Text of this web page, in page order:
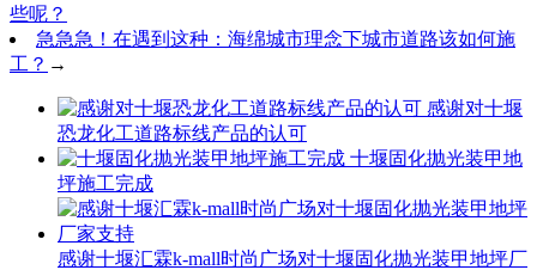
些呢？
急急急！在遇到这种：海绵城市理念下城市道路该如何施
工？ →
感谢对十堰
恐龙化工道路标线产品的认可
十堰固化抛光装甲地
坪施工完成
感谢十堰汇霖k-mall时尚广场对十堰固化抛光装甲地坪厂